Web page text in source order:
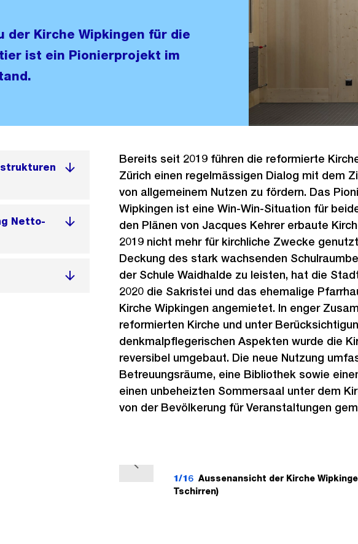
der Kirche Wipkingen für die
ist ein Pionierprojekt im
Netto-
Bereits seit 2019 führen die reformierte
Zürich einen regelmässigen Dialog mit dem
von allgemeinem Nutzen zu fördern. Das
Wipkingen ist eine Win-Win-Situation für
den Plänen von Jacques Kehrer erbaute
2019 nicht mehr für kirchliche Zwecke
Deckung des stark wachsenden
der Schule Waidhalde zu leisten, hat die
2020 die Sakristei und das ehemalige
Kirche Wipkingen angemietet. In enger
reformierten Kirche und unter
denkmalpflegerischen Aspekten wurde die
reversibel umgebaut. Die neue Nutzung
Betreuungsräume, eine Bibliothek sowie
einen unbeheizten Sommersaal unter dem
von der Bevölkerung für Veranstaltungen
1/16 Aussenansicht der Kirche
Tschirren)